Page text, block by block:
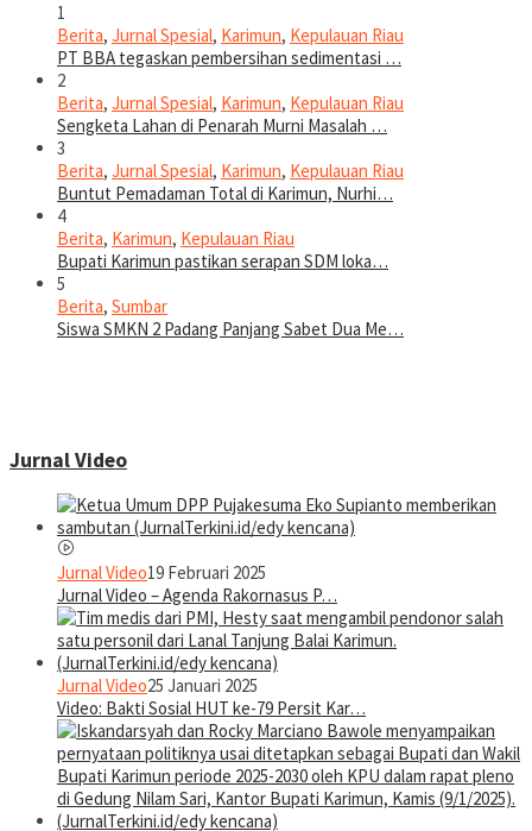
1
Berita, Jurnal Spesial, Karimun, Kepulauan Riau
PT BBA tegaskan pembersihan sedimentasi …
2
Berita, Jurnal Spesial, Karimun, Kepulauan Riau
Sengketa Lahan di Penarah Murni Masalah …
3
Berita, Jurnal Spesial, Karimun, Kepulauan Riau
Buntut Pemadaman Total di Karimun, Nurhi…
4
Berita, Karimun, Kepulauan Riau
Bupati Karimun pastikan serapan SDM loka…
5
Berita, Sumbar
Siswa SMKN 2 Padang Panjang Sabet Dua Me…
Jurnal Video
Jurnal Video19 Februari 2025
Jurnal Video – Agenda Rakornasus P…
Jurnal Video25 Januari 2025
Video: Bakti Sosial HUT ke-79 Persit Kar…